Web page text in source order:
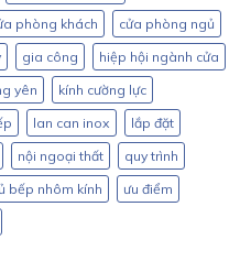
phòng khách
cửa phòng ngủ
gia công
hiệp hội ngành cửa
yên
kính cường lực
lan can inox
lắp đặt
nội ngoại thất
quy trình
bếp nhôm kính
ưu điểm